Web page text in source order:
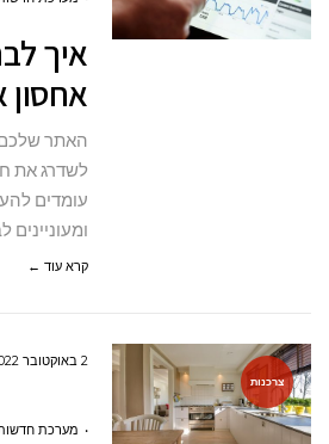
איך
אחסון
האתר
לשדרג את
עומדים
קרא עוד ←
צרכנות
2 באוקטובר 2022
מערכת